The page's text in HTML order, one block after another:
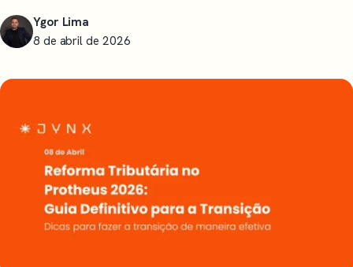
Ygor Lima
8 de abril de 2026